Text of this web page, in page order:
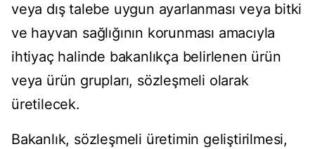
veya dış talebe uygun ayarlanması veya bitki
ve hayvan sağlığının korunması amacıyla
ihtiyaç halinde bakanlıkça belirlenen ürün
veya ürün grupları, sözleşmeli olarak
üretilecek.
Bakanlık, sözleşmeli üretimin geliştirilmesi,